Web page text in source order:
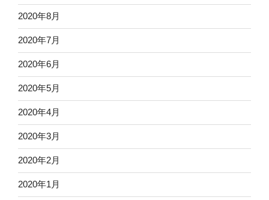
2020年8月
2020年7月
2020年6月
2020年5月
2020年4月
2020年3月
2020年2月
2020年1月